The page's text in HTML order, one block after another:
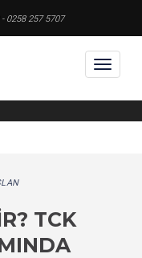
0258 257 5707
TCK